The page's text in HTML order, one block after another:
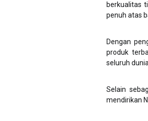
berkualitas
penuh atas
Dengan
produk
seluruh dunia.
Selain
mendirikan